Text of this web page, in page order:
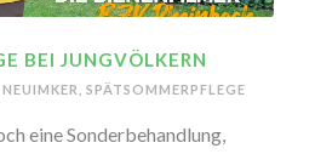
BEI JUNGVÖLKERN
NEUIMKER SPÄTSOMMERPFLEGE
eine Sonderbehandlung,